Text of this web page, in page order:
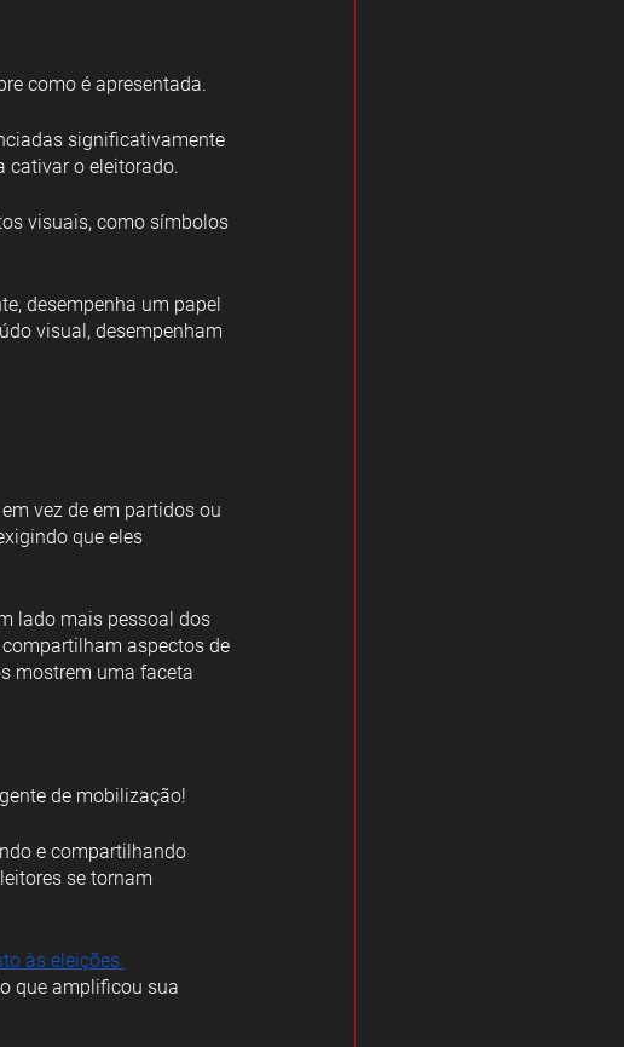
como é apresentada.
significativamente
cativar o eleitorado.
visuais, como símbolos
visual, desempenham
vez de em partidos ou
que eles
lado mais pessoal dos
aspectos de
mostrem uma faceta
de mobilização!
e compartilhando
se tornam
às eleições
que amplificou sua